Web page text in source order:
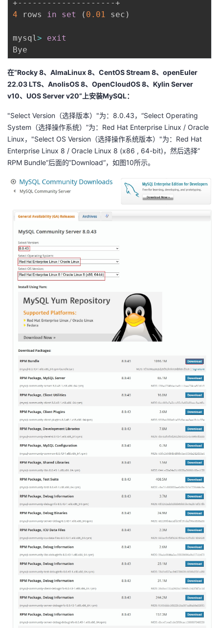
4 rows in set ( 0.01 sec )
mysql>
exit
在“Rocky 8、AlmaLinux 8、CentOS Stream 8、openEuler
22.03 LTS、AnolisOS 8、OpenCloudOS 8、Kylin Server
v10、UOS Server v20”上安装MySQL：
"Select Version（选择版本）"为：8.0.43，“Select Operating
System（选择操作系统）”为：Red Hat Enterprise Linux / Oracle
Linux，"Select OS Version（选择操作系统版本）"为：Red Hat
Enterprise Linux 8 / Oracle Linux 8 (x86 , 64-bit)，然后选择”
RPM Bundle“后面的”Download“，如图10所示。